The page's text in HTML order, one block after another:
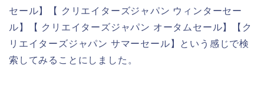
セール】【 クリエイターズジャパン ウィンターセー
ル】【 クリエイターズジャパン オータムセール】【ク
リエイターズジャパン サマーセール】という感じで検
索してみることにしました。